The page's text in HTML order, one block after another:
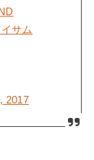
サム
2017